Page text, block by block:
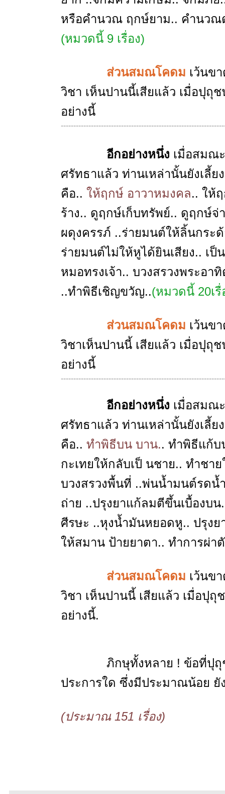
หรือคำนวณ ฤกษ์ยาม.. คำนวณ
(หมวดนี้ 9 เรื่อง)
ส่วนสมณโคดม เว้นข
วิชา เห็นปานนี้เสียแล้ว เมื่อปุถุ
อย่างนี้
อีกอย่างหนึ่ง เมื่อสมณ
ศรัทธาแล้ว ท่านเหล่านั้นยังเลี้
คือ.. ให้ฤกษ์ อาวาหมงคล.. ให้
ร้าง.. ดูฤกษ์เก็บทรัพย์.. ดูฤกษ์จ่
ผดุงครรภ์ ..ร่ายมนต์ให้ลิ้นกระ
ร่ายมนต์ไม่ให้หูได้ยินเสียง.. เ
หมอทรงเจ้า.. บวงสรวงพระอ
..ทำพิธีเชิญขวัญ..(หมวดนี้ 20เรื่
ส่วนสมณโคดม เว้นข
วิชาเห็นปานนี้ เสียแล้ว เมื่อปุถุ
อย่างนี้
อีกอย่างหนึ่ง เมื่อสมณ
ศรัทธาแล้ว ท่านเหล่านั้นยังเลี้
คือ.. ทำพิธีบน บาน.. ทำพิธีแก้บ
กะเทยให้กลับเป็ นชาย.. ทำชา
บวงสรวงพื้นที่ ..พ่นน้ำมนต์รดน้
ถ่าย ..ปรุงยาแก้ลมตีขึ้นเบื้องบ
ศีรษะ ..หุงน้ำมันหยอดหู.. ปรุงย
ให้สมาน ป้ายยาตา.. ทำการผ่า
ส่วนสมณโคดม เว้นข
วิชา เห็นปานนี้ เสียแล้ว เมื่อปุ
อย่างนี้.
ภิกษุทั้งหลาย ! ข้อที่ปุถุ
ประการใด ซึ่งมีประมาณน้อย
(ประมาณ 151 เรื่อง)